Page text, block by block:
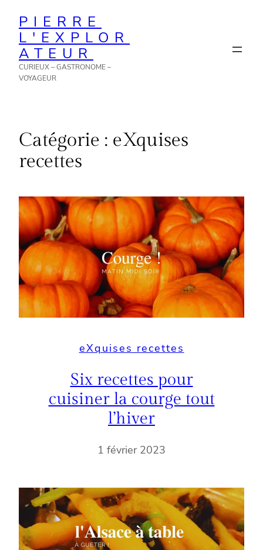
contenu
PIERRE
L'EXPLOR
ATEUR
CURIEUX – GASTRONOME –
VOYAGEUR
Catégorie : eXquises
recettes
eXquises recettes
Six recettes pour
cuisiner la courge tout
l’hiver
1 février 2023